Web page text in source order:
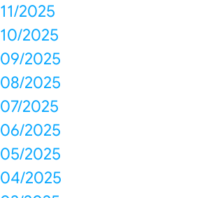
11/2025
10/2025
09/2025
08/2025
07/2025
06/2025
05/2025
04/2025